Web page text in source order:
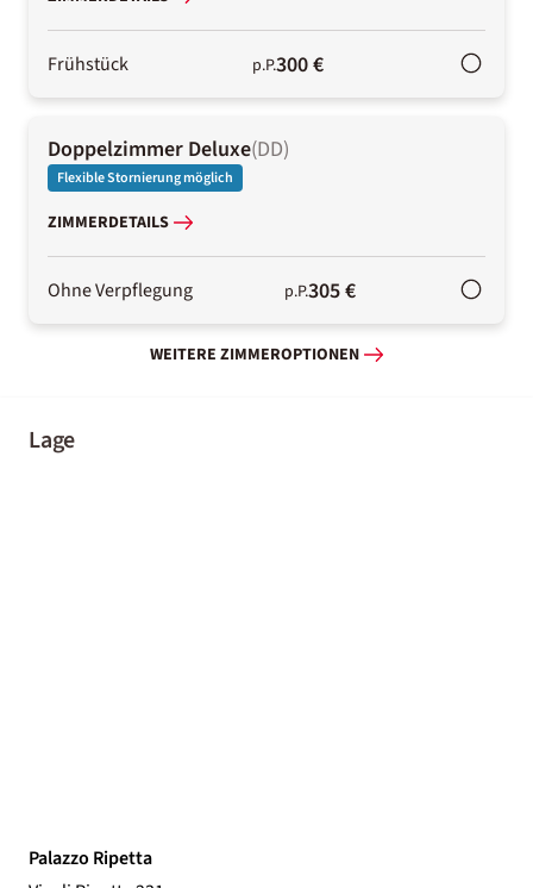
Frühstück p.P.300 €
Doppelzimmer Deluxe(DD)
Flexible Stornierung möglich
ZIMMERDETAILS
Ohne Verpflegung p.P.305 €
WEITERE ZIMMEROPTIONEN
Lage
Palazzo Ripetta